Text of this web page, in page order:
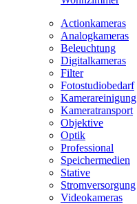
Actionkameras
Analogkameras
Beleuchtung
Digitalkameras
Filter
Fotostudiobedarf
Kamerareinigung
Kameratransport
Objektive
Optik
Professional
Speichermedien
Stative
Stromversorgung
Videokameras